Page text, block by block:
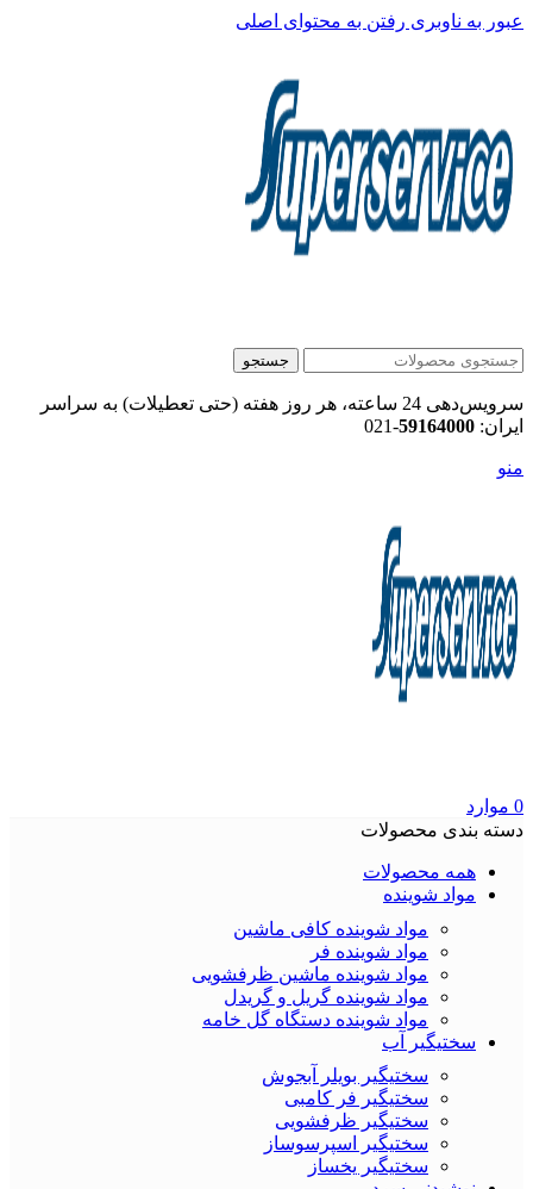
عبور به ناوبری رفتن به محتوای اصلی
جستجو
سرویس‌دهی 24 ساعته، هر روز هفته (حتی تعطیلات) به سراسر
ایران: 59164000
-021
منو
0 موارد
دسته بندی محصولات
همه محصولات
مواد شوینده
مواد شوینده کافی ماشین
مواد شوینده فر
مواد شوینده ماشین ظرفشویی
مواد شوینده گریل و گریدل
مواد شوینده دستگاه گل خامه
سختیگیر آب
سختیگیر بویلر آبجوش
سختیگیر فر کامبی
سختیگیر ظرفشویی
سختیگیر اسپرسوساز
سختیگیر یخساز